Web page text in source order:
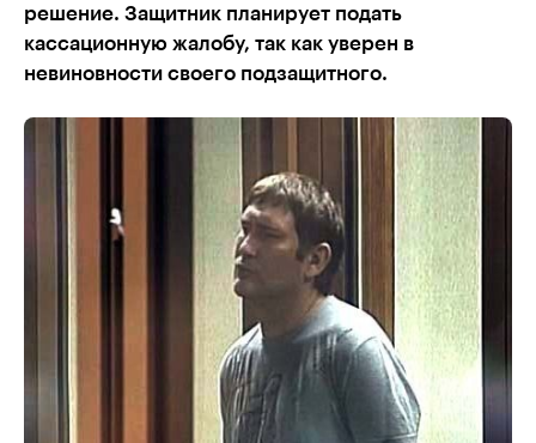
решение. Защитник планирует подать
кассационную жалобу, так как уверен в
невиновности своего подзащитного.